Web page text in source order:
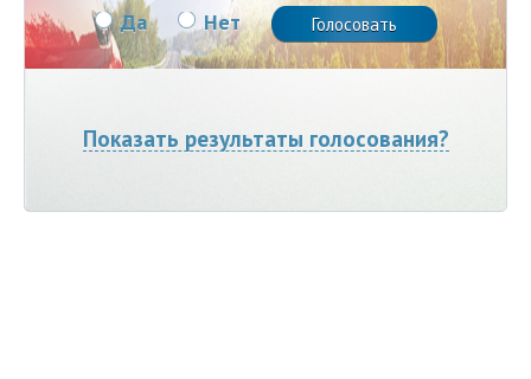
Да Нет
Показать результаты голосования?